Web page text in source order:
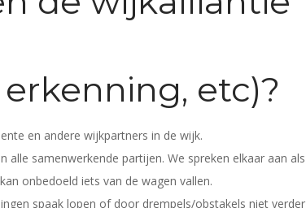
etc)?
en andere wijkpartners in de wijk.
samenwerkende partijen. We spreken elkaar aan als
onbedoeld iets van de wagen vallen.
spaak lopen of door drempels/obstakels niet verder